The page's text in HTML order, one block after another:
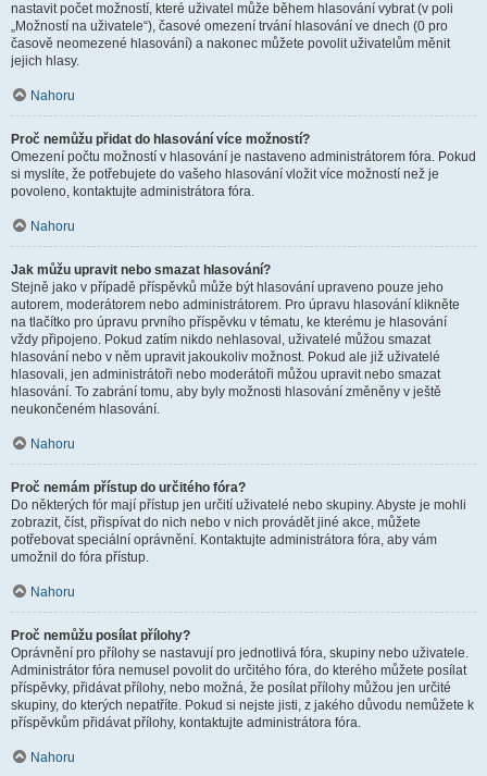
nastavit počet možností, které uživatel může během hlasování vybrat (v poli
„Možností na uživatele“), časové omezení trvání hlasování ve dnech (0 pro
časově neomezené hlasování) a nakonec můžete povolit uživatelům měnit
jejich hlasy.
Nahoru
Proč nemůžu přidat do hlasování více možností?
Omezení počtu možností v hlasování je nastaveno administrátorem fóra. Pokud
si myslíte, že potřebujete do vašeho hlasování vložit více možností než je
povoleno, kontaktujte administrátora fóra.
Nahoru
Jak můžu upravit nebo smazat hlasování?
Stejně jako v případě příspěvků může být hlasování upraveno pouze jeho
autorem, moderátorem nebo administrátorem. Pro úpravu hlasování klikněte
na tlačítko pro úpravu prvního příspěvku v tématu, ke kterému je hlasování
vždy připojeno. Pokud zatím nikdo nehlasoval, uživatelé můžou smazat
hlasování nebo v něm upravit jakoukoliv možnost. Pokud ale již uživatelé
hlasovali, jen administrátoři nebo moderátoři můžou upravit nebo smazat
hlasování. To zabrání tomu, aby byly možnosti hlasování změněny v ještě
neukončeném hlasování.
Nahoru
Proč nemám přístup do určitého fóra?
Do některých fór mají přístup jen určití uživatelé nebo skupiny. Abyste je mohli
zobrazit, číst, přispívat do nich nebo v nich provádět jiné akce, můžete
potřebovat speciální oprávnění. Kontaktujte administrátora fóra, aby vám
umožnil do fóra přístup.
Nahoru
Proč nemůžu posílat přílohy?
Oprávnění pro přílohy se nastavují pro jednotlivá fóra, skupiny nebo uživatele.
Administrátor fóra nemusel povolit do určitého fóra, do kterého můžete posílat
příspěvky, přidávat přílohy, nebo možná, že posílat přílohy můžou jen určité
skupiny, do kterých nepatříte. Pokud si nejste jisti, z jakého důvodu nemůžete k
příspěvkům přidávat přílohy, kontaktujte administrátora fóra.
Nahoru